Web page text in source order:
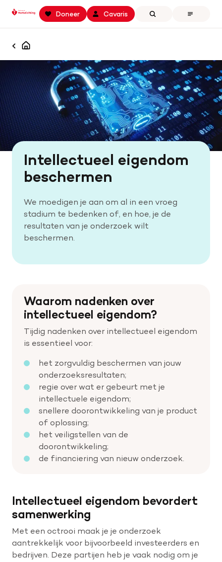
Spring
Spring
navigatie
Keer
de
Doneer Cavaris
Zoeken
the
Zoek binnen professionals.hartstichting.nl
Zoeken
Home
Openstaande calls
Samenwerking en financiering
Actualiteiten
Onze missie
Contact
Homepagina
Intellectueel eigendom
beschermen
We moedigen je aan om al in een vroeg
stadium te bedenken of, en hoe, je de
resultaten van je onderzoek wilt
beschermen.
Waarom nadenken over
intellectueel eigendom?
Tijdig nadenken over intellectueel eigendom
is essentieel voor:
het zorgvuldig beschermen van jouw
onderzoeksresultaten;
regie over wat er gebeurt met je
intellectuele eigendom;
snellere doorontwikkeling van je product
of oplossing;
het veiligstellen van de
doorontwikkeling;
de financiering van nieuw onderzoek.
Intellectueel eigendom bevordert
samenwerking
Met een octrooi maak je je onderzoek
aantrekkelijk voor bijvoorbeeld investeerders en
bedrijven. Deze partijen heb je vaak nodig om je